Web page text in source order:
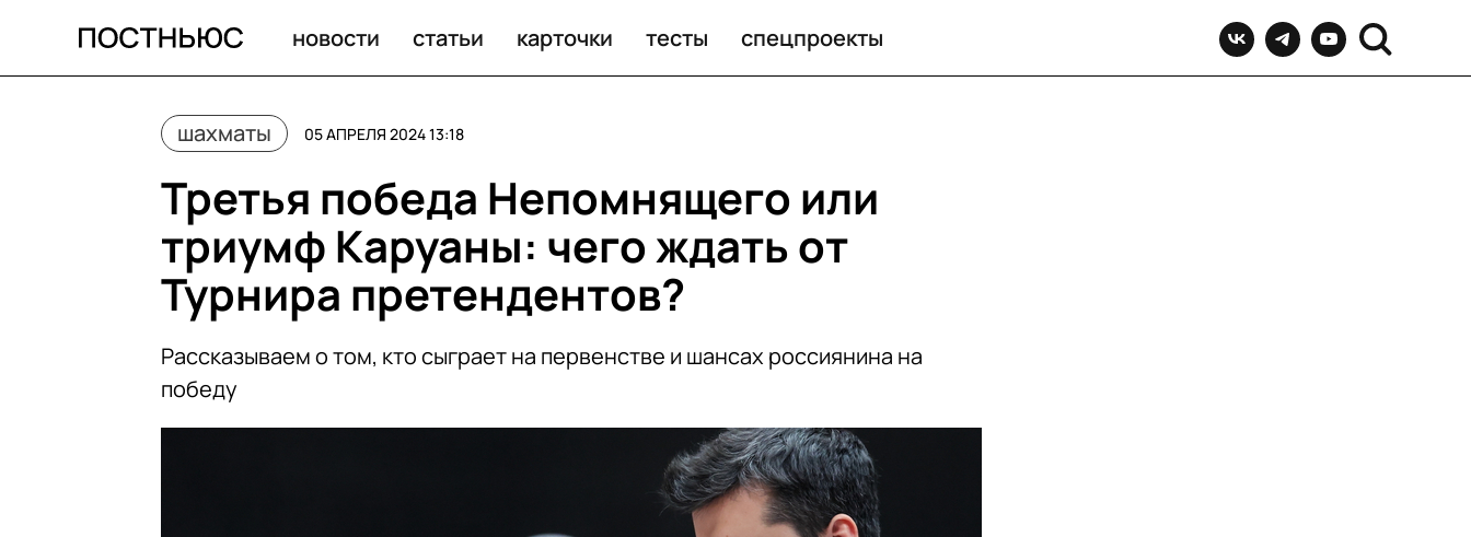
новости статьи карточки тесты спецпроекты
шахматы 05 АПРЕЛЯ 2024 13:18
Третья победа Непомнящего или
триумф Каруаны: чего ждать от
Турнира претендентов?
Рассказываем о том, кто сыграет на первенстве и шансах россиянина на
победу